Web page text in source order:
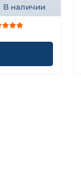
В наличии